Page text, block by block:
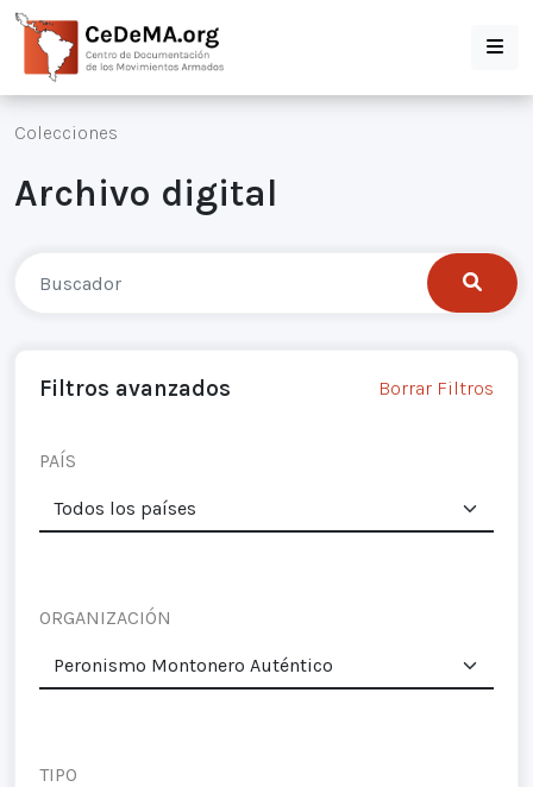
Colecciones
Archivo digital
Filtros avanzados Borrar Filtros
PAÍS
ORGANIZACIÓN
TIPO